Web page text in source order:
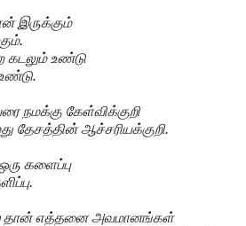
இருக்கும்
கடலும் உண்டு
நமக்கு கேள்விக்குறி
தேசத்தின் ஆச்சரியக்குறி.
களைப்பு
தான் எத்தனை அவமானங்கள்